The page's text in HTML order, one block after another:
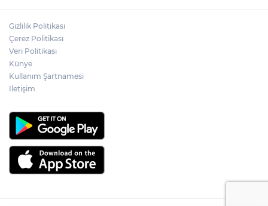
Gizlilik Politikası
Çerez Politikası
Veri Politikası
Künye
Kullanım Şartnamesi
İletişim